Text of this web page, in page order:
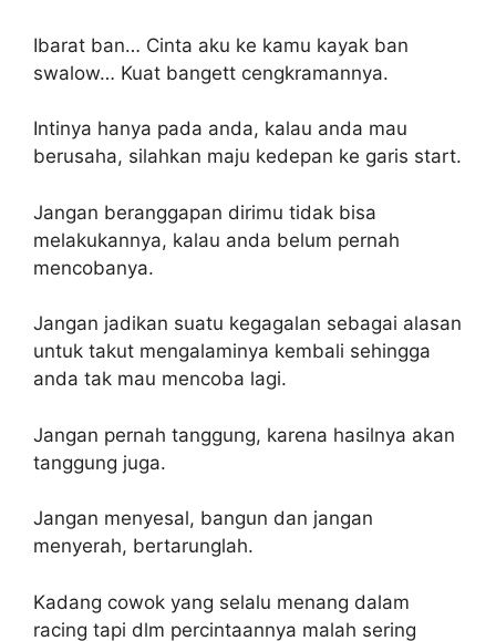
Ibarat ban… Cinta aku ke kamu kayak ban
swalow… Kuat bangett cengkramannya.
Intinya hanya pada anda, kalau anda mau
berusaha, silahkan maju kedepan ke garis start.
Jangan beranggapan dirimu tidak bisa
melakukannya, kalau anda belum pernah
mencobanya.
Jangan jadikan suatu kegagalan sebagai alasan
untuk takut mengalaminya kembali sehingga
anda tak mau mencoba lagi.
Jangan pernah tanggung, karena hasilnya akan
tanggung juga.
Jangan menyesal, bangun dan jangan
menyerah, bertarunglah.
Kadang cowok yang selalu menang dalam
racing tapi dlm percintaannya malah sering